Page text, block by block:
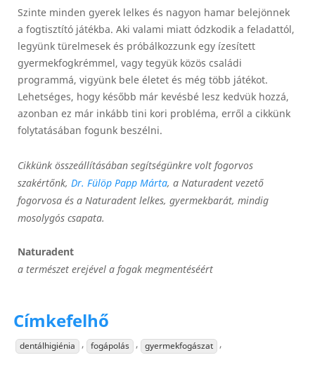
Szinte minden gyerek lelkes és nagyon hamar belejönnek
a fogtisztító játékba. Aki valami miatt ódzkodik a feladattól,
legyünk türelmesek és próbálkozzunk egy ízesített
gyermekfogkrémmel, vagy tegyük közös családi
programmá, vigyünk bele életet és még több játékot.
Lehetséges, hogy később már kevésbé lesz kedvük hozzá,
azonban ez már inkább tini kori probléma, erről a cikkünk
folytatásában fogunk beszélni.
Cikkünk összeállításában segítségünkre volt fogorvos
szakértőnk, Dr. Fülöp Papp Márta, a Naturadent vezető
fogorvosa és a Naturadent lelkes, gyermekbarát, mindig
mosolygós csapata.
Naturadent
a természet erejével a fogak megmentéséért
Címkefelhő
dentálhigiénia , fogápolás , gyermekfogászat ,